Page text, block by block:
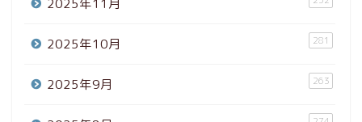
2025年11月
2025年10月 281
2025年9月 263